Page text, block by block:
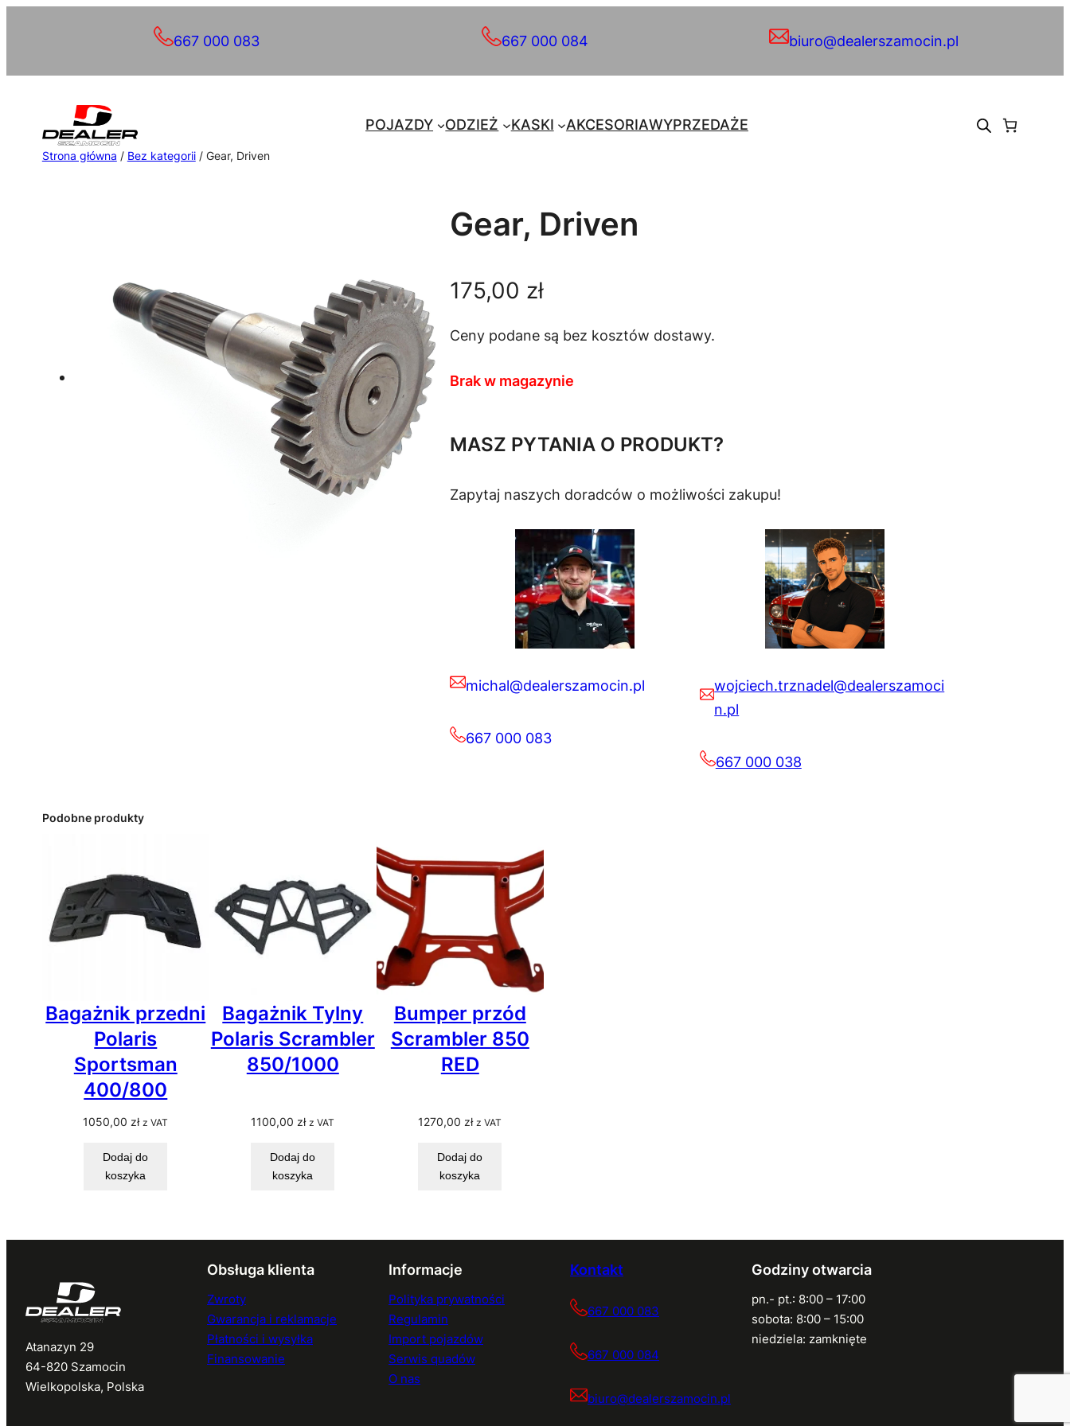
667 000 083 667 000 084 biuro@dealerszamocin.pl
POJAZDY ODZIEŻ KASKI AKCESORIAWYPRZEDAŻE
Strona główna / Bez kategorii/ Gear, Driven
Gear, Driven
175,00 zł
Ceny podane są bez kosztów dostawy.
Brak w magazynie
MASZ PYTANIA O PRODUKT?
Zapytaj naszych doradców o możliwości zakupu!
michal@dealerszamocin.pl
667 000 083
wojciech.trznadel@dealerszamoci
n.pl
667 000 038
Podobne produkty
Bagażnik przedni
Polaris
Sportsman
400/800
1050,00 zł z VAT
Dodaj do
koszyka
Bagażnik Tylny
Polaris Scrambler
850/1000
1100,00 zł z VAT
Dodaj do
koszyka
Bumper przód
Scrambler 850
RED
1270,00 zł z VAT
Dodaj do
koszyka
Atanazyn 29
64-820 Szamocin
Wielkopolska, Polska
Obsługa klienta
Zwroty
Gwarancja i reklamacje
Płatności i wysyłka
Finansowanie
Informacje
Polityka prywatności
Regulamin
Import pojazdów
Serwis quadów
O nas
Kontakt
667 000 083
667 000 084
biuro@dealerszamocin.pl
Godziny otwarcia
pn.- pt.: 8:00 – 17:00
sobota: 8:00 – 15:00
niedziela: zamknięte